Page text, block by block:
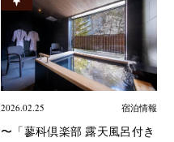
2026.02.25 宿泊情報
〜「蓼科倶楽部 露天風呂付き